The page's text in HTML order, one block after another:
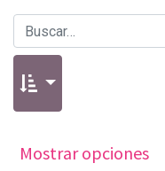
Mostrar opciones